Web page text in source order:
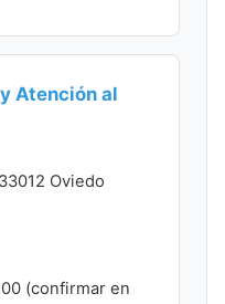
Atención al
Oviedo
(confirmar en